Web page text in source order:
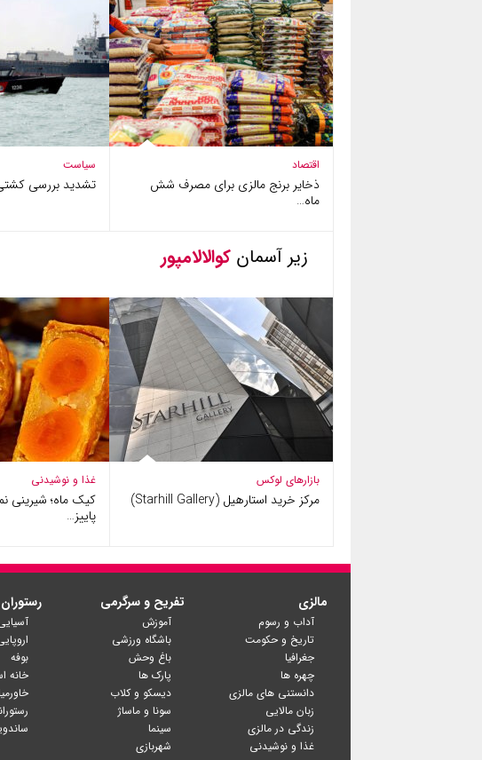
اقتصاد
ذخایر برنج مالزی برای مصرف شش
ماه…
سیاست
تشدید بررسی
زیر آسمان کوالالامپور
بازارهای لوکس
مرکز خرید استارهیل (Starhill Gallery)
غذا و نوشیدنی
کیک ماه؛ شیرینی
پاییز…
مالزی
آداب و رسوم
تاریخ و حکومت
جغرافیا
چهره ها
دانستنی های مالزی
زبان مالایی
زندگی در مالزی
غذا و نوشیدنی
تفریح و سرگرمی
آموزش
باشگاه ورزشی
باغ وحش
پارک ها
دیسکو و کلاب
سونا و ماساژ
سینما
شهربازی
رستوران
بوفه
خانه